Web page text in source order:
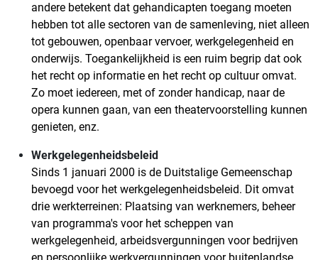
andere betekent dat gehandicapten toegang moeten
hebben tot alle sectoren van de samenleving, niet alleen
tot gebouwen, openbaar vervoer, werkgelegenheid en
onderwijs. Toegankelijkheid is een ruim begrip dat ook
het recht op informatie en het recht op cultuur omvat.
Zo moet iedereen, met of zonder handicap, naar de
opera kunnen gaan, van een theatervoorstelling kunnen
genieten, enz.
Werkgelegenheidsbeleid
Sinds 1 januari 2000 is de Duitstalige Gemeenschap
bevoegd voor het werkgelegenheidsbeleid. Dit omvat
drie werkterreinen: Plaatsing van werknemers, beheer
van programma's voor het scheppen van
werkgelegenheid, arbeidsvergunningen voor bedrijven